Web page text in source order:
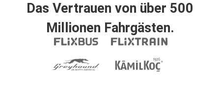
Das Vertrauen von über 500
Millionen Fahrgästen.